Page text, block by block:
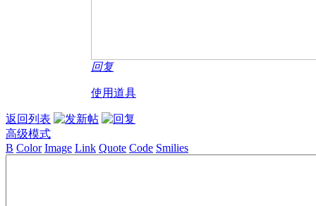
回复
使用道具
返回列表
高级模式
B Color Image Link Quote Code Smilies